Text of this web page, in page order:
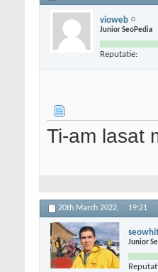
vioweb
Junior SeoPedia
Reputatie:
Ti-am lasat
20th March 2022, 19:21
Junior